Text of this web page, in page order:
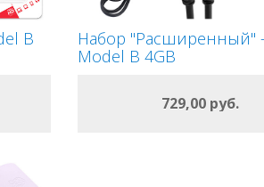
B
Набор "Расширенный" -
Model B 4GB
729,00 руб.